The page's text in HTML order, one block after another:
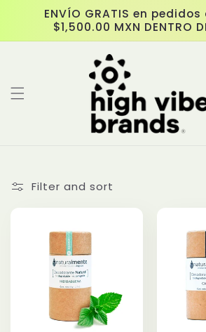
Skip to
content
ENVÍO GRATIS en
$1,500.00 MXN DENTRO
Filter and sort